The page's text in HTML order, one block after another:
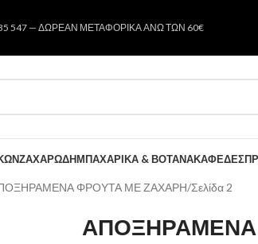
547 — ΔΩΡΕΑΝ ΜΕΤΑΦΟΡΙΚΑ ΑΝΩ ΤΩΝ 60€
ΖΑΧΑΡΩΔΗΜΠΑΧΑΡΙΚΑ & ΒΟΤΑΝΑΚΑΦΕΔΕΣ
ΦΡΟΥΤΑ ΜΕ ΖΑΧΑΡΗ Σελίδα 2